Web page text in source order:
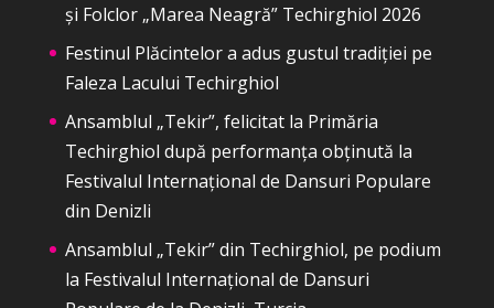
și Folclor „Marea Neagră” Techirghiol 2026
Festinul Plăcintelor a adus gustul tradiției pe
Faleza Lacului Techirghiol
Ansamblul „Tekir”, felicitat la Primăria
Techirghiol după performanța obținută la
Festivalul Internațional de Dansuri Populare
din Denizli
Ansamblul „Tekir” din Techirghiol, pe podium
la Festivalul Internațional de Dansuri